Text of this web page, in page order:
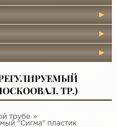
ТР.)
трубе
"Сигма" пластик